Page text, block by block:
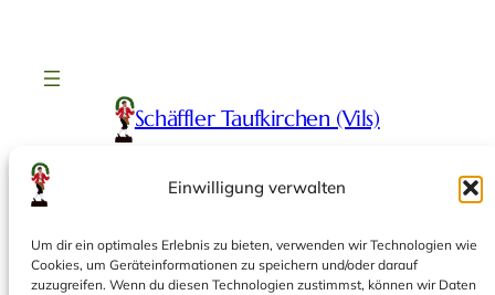
Einwilligung verwalten
Um dir ein optimales Erlebnis zu bieten, verwenden wir Technologien wie
Cookies, um Geräteinformationen zu speichern und/oder darauf
zuzugreifen. Wenn du diesen Technologien zustimmst, können wir Daten
Schäffler Taufkirchen (Vils)